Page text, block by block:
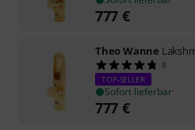
777 €
Theo Wanne
8
TOP-SELLER
Sofort lieferbar
777 €